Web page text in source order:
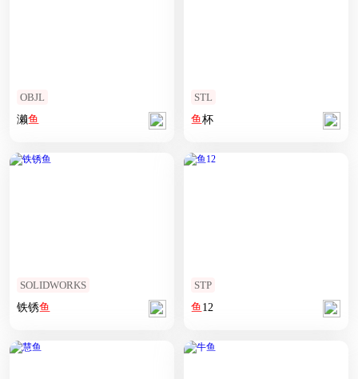
OBJL
濑鱼
STL
鱼杯
SOLIDWORKS
铁锈鱼
STP
鱼12